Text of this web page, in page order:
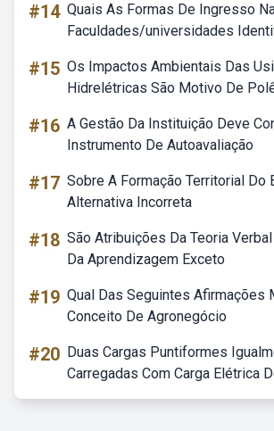
#14 Quais As Formas De Ingresso
Faculdades/universidades
#15 Os Impactos Ambientais Das
Hidrelétricas São Motivo De
#16 A Gestão Da Instituição Deve
Instrumento De Autoavaliação
#17 Sobre A Formação Territorial Do
Alternativa Incorreta
#18 São Atribuições Da Teoria
Da Aprendizagem Exceto
#19 Qual Das Seguintes Afirmações
Conceito De Agronegócio
#20 Duas Cargas Puntiformes
Carregadas Com Carga Elétrica